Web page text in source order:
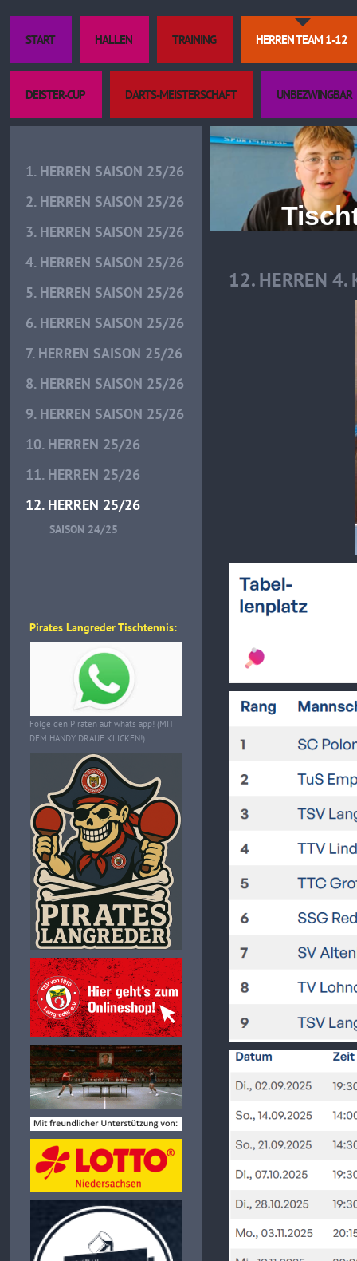
START HALLEN TRAINING HERREN TEAM 1-12
DEISTER-CUP DARTS-MEISTERSCHAFT UNBEZWINGBAR
1. HERREN SAISON 25/26
2. HERREN SAISON 25/26
3. HERREN SAISON 25/26
4. HERREN SAISON 25/26
5. HERREN SAISON 25/26
6. HERREN SAISON 25/26
7. HERREN SAISON 25/26
8. HERREN SAISON 25/26
9. HERREN SAISON 25/26
10. HERREN 25/26
11. HERREN 25/26
12. HERREN 25/26
SAISON 24/25
Pirates Langreder Tischtennis:
Folge den Piraten auf whats app! (MIT
DEM HANDY DRAUF KLICKEN!)
12. HERREN 4.